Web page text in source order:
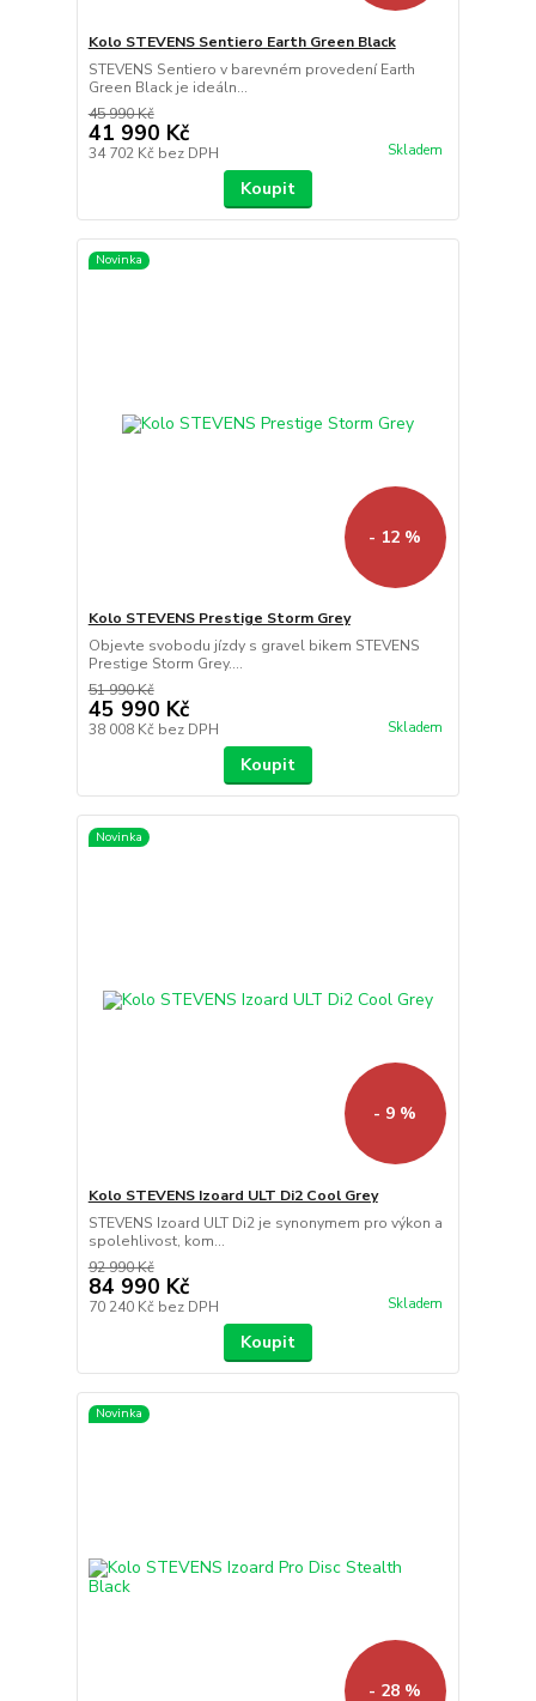
Kolo STEVENS Sentiero Earth Green Black
STEVENS Sentiero v barevném provedení Earth
Green Black je ideáln...
45 990 Kč
41 990 Kč
34 702 Kč bez DPH Skladem
Koupit
Novinka
- 12 %
Kolo STEVENS Prestige Storm Grey
Objevte svobodu jízdy s gravel bikem STEVENS
Prestige Storm Grey....
51 990 Kč
45 990 Kč
38 008 Kč bez DPH Skladem
Koupit
Novinka
- 9 %
Kolo STEVENS Izoard ULT Di2 Cool Grey
STEVENS Izoard ULT Di2 je synonymem pro výkon a
spolehlivost, kom...
92 990 Kč
84 990 Kč
70 240 Kč bez DPH Skladem
Koupit
Novinka
- 28 %